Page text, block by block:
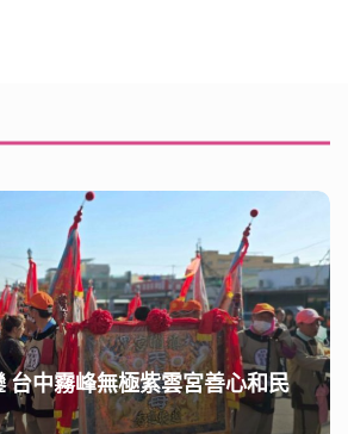
台中霧峰無極紫雲宮善心和民